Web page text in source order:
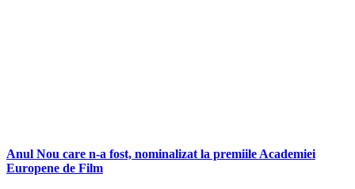
Anul Nou care n-a fost, nominalizat la premiile Academiei
Europene de Film